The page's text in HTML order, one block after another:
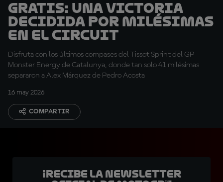
GRATIS: Una victoria
decidida por milésimas
en el Circuit
Disfruta con los últimos compases del Tissot Sprint del GP
Monster Energy de Catalunya, donde tan solo 41 milésimas
separaron a Alex Márquez de Pedro Acosta
16 may 2026
COMPARTIR
¡Recibe la Newsletter